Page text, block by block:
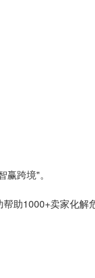
跨境"。
助1000+卖家化解